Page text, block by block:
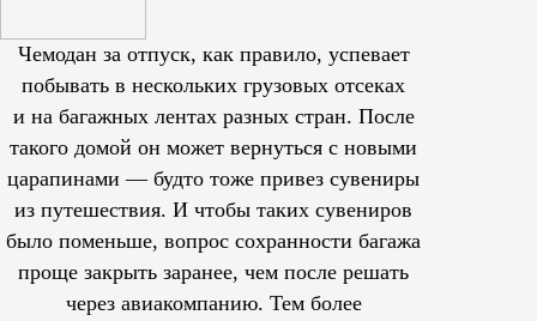
Чемодан за отпуск, как правило, успевает
побывать в нескольких грузовых отсеках
и на багажных лентах разных стран. После
такого домой он может вернуться с новыми
царапинами — будто тоже привез сувениры
из путешествия. И чтобы таких сувениров
было поменьше, вопрос сохранности багажа
проще закрыть заранее, чем после решать
через авиакомпанию. Тем более